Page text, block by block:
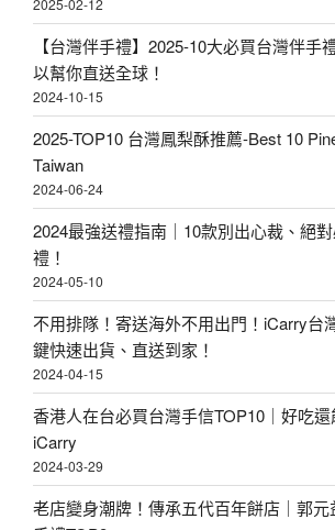
【台灣伴手禮】2025-10大必買台灣伴手
以幫你直送全球！
2024-10-15
2025-TOP10 台灣鳳梨酥推薦-Best 10
Taiwan
2024-06-24
2024最強送禮指南｜10款別出心裁、絕
禮！
2024-05-10
不用排隊！寄送海外不用出門！iCarry台
鍵快速出貨、直送到家！
2024-04-15
香港人在台必買台灣手信TOP10｜好吃
iCarry
2024-03-29
老店變身潮牌！傳承五代百年餅店｜郭